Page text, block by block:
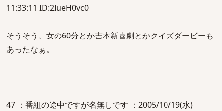
11:33:11 ID:2IueH0vc0
そうそう、女の60分とか吉本新喜劇とかクイズダービーも
あったなぁ。
47 ：番組の途中ですが名無しです ：2005/10/19(水)